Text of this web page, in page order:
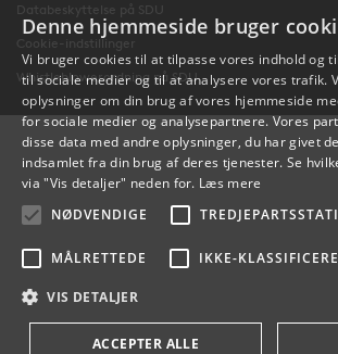
Databeskyttelse på SDU
Cookie-indstillinger
Whistleblowerordning på SDU
Denne hjemmeside bruger
Vi bruger cookies til at tilpasse vores indhold og
til sociale medier og til at analysere vores trafik.
oplysninger om din brug af vores hjemmeside
for sociale medier og analysepartnere. Vores
disse data med andre oplysninger, du har givet
indsamlet fra din brug af deres tjenester. Se
via "Vis detaljer" neden for. Læs mere
NØDVENDIGE
MÅLRETTEDE IKKE-
VIS DETALJER
ACCEPTER ALLE